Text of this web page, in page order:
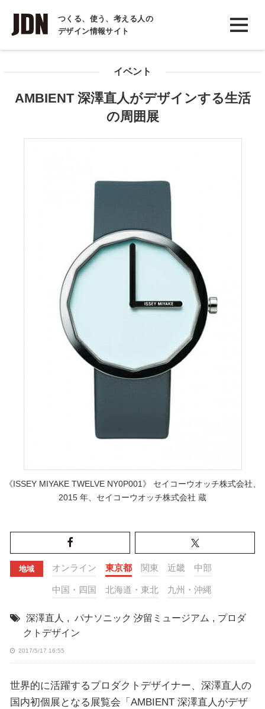
つくる、使う、考える人の
デザイン情報サイト
INTERVIEW
インタビュー
イベント
AMBIENT 深澤直人がデザインする生活
の周囲展
《ISSEY MIYAKE TWELVE NY0P001》 セイコーウオッチ株式会社、
2015 年、セイコーウオッチ株式会社 蔵
地域 オンライン 東京都 関東 近畿 中部
中国・四国 北海道・東北 九州・沖縄
深澤直人 , パナソニック 汐留ミュージアム , プロダ
クトデザイン
2017/5/17 16:55
世界的に活躍するプロダクトデザイナー、深澤直人の
国内初個展となる展覧会「AMBIENT 深澤直人がデザ